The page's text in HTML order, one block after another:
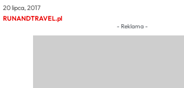
20 lipca, 2017
RUNANDTRAVEL.pl
- Reklama -